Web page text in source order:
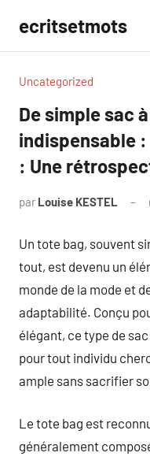
contenu
ecritsetmots
Uncategorized
De simple sac
indispensable :
: Une
par Louise KESTEL
Un tote bag, souvent
tout, est devenu un
monde de la mode et
adaptabilité. Conçu
élégant, ce type de
pour tout individu
ample sans sacrifier
Le tote bag est
généralement